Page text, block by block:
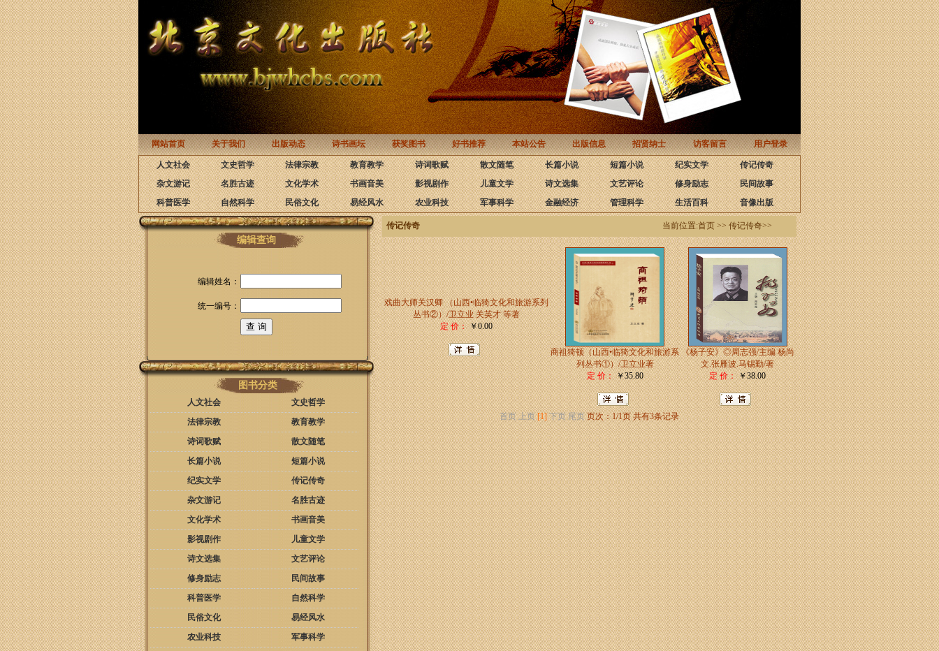
网站首页 关于我们 出版动态 诗书画坛 获奖图书 好书推荐 本站公告 出版信息 招贤纳士 访客留言 用户登录
人文社会 文史哲学 法律宗教 教育教学 诗词歌赋 散文随笔 长篇小说 短篇小说 纪实文学
传记传奇
杂文游记
名胜古迹 文化学术 书画音美 影视剧作 儿童文学 诗文选集 文艺评论 修身励志
民间故事
科普医学
自然科学 民俗文化 易经风水 农业科技 军事科学 金融经济 管理科学 生活百科 音像出版
编辑查询
编辑姓名：
统一编号：
图书分类
人文社会
文史哲学
法律宗教
教育教学
诗词歌赋
散文随笔
长篇小说
短篇小说
纪实文学
传记传奇
杂文游记
名胜古迹
文化学术
书画音美
影视剧作
儿童文学
诗文选集
文艺评论
修身励志
民间故事
科普医学
自然科学
民俗文化
易经风水
农业科技
军事科学
传记传奇 当前位置:首页 >> 传记传奇>>
戏曲大师关汉卿 （山西•临猗文化和旅游系列
丛书②）/卫立业 关英才 等著
定 价：￥0.00
商祖猗顿（山西•临猗文化和旅游系
列丛书①）/卫立业著
定 价：￥35.80
《杨子安》◎周志强/主编 杨尚
文.张雁波.马锡勤/著
定 价：￥38.00
首页 上页 [1] 下页 尾页 页次：1/1页 共有3条记录